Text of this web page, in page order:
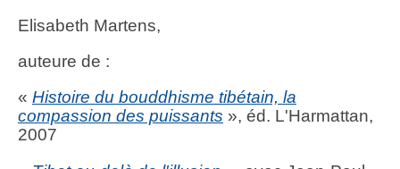
Elisabeth Martens,
auteure de :
« Histoire du bouddhisme tibétain, la
compassion des puissants », éd. L'Harmattan,
2007